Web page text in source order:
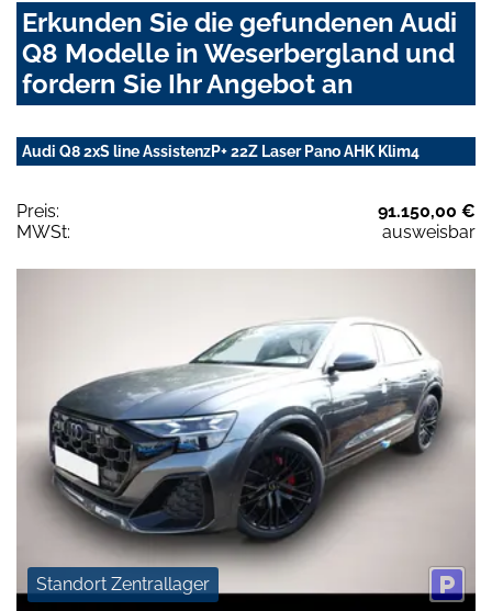
Erkunden Sie die gefundenen Audi
Q8 Modelle in Weserbergland und
fordern Sie Ihr Angebot an
Audi Q8 2xS line AssistenzP+ 22Z Laser Pano AHK Klim4
Preis:
91.150,00 €
MWSt:
ausweisbar
Standort Zentrallager